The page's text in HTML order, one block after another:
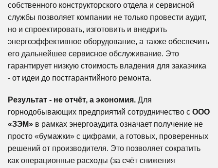
собственного конструкторского отдела и сервисной
службы позволяет компании не только провести аудит,
но и спроектировать, изготовить и внедрить
энергоэффективное оборудование, а также обеспечить
его дальнейшее сервисное обслуживание. Это
гарантирует низкую стоимость владения для заказчика
- от идеи до постгарантийного ремонта.
Результат - не отчёт, а экономия. Для
горнодобывающих предприятий сотрудничество с ООО
«ЗЭМ» в рамках энергоаудита означает получение не
просто «бумажки» с цифрами, а готовых, проверенных
решений от производителя. Это позволяет сократить
как операционные расходы (за счёт снижения